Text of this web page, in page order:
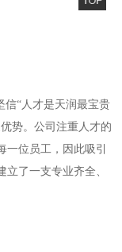
信“人才是天润最宝贵
势。 公司注重人才的
位员工，因此吸引
立了一支专业齐全、